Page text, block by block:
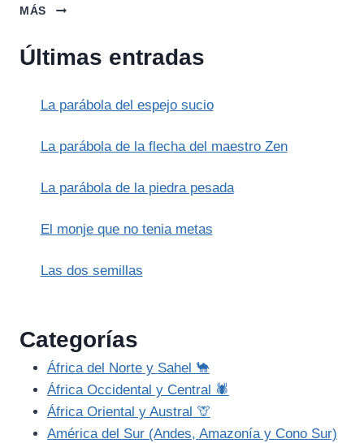
MÁS
LA
LA
(MITO
Últimas entradas
La parábola del espejo sucio
La parábola de la flecha del maestro Zen
La parábola de la piedra pesada
El monje que no tenia metas
Las dos semillas
Categorías
África del Norte y Sahel 🐪
África Occidental y Central 🕷️
África Oriental y Austral 🦒
América del Sur (Andes, Amazonía y Cono Sur)